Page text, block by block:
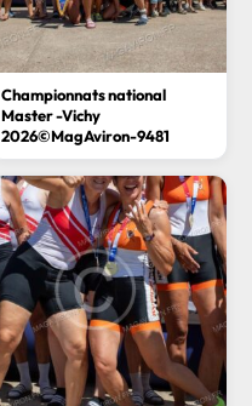
Championnats national
Master -Vichy
2026©MagAviron-9481